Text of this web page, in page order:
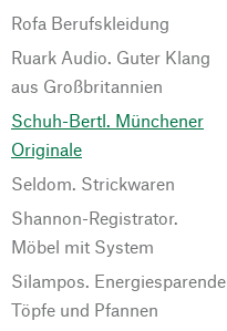
Rofa Berufskleidung
Ruark Audio. Guter Klang
aus Großbritannien
Schuh-Bertl. Münchener
Originale
Seldom. Strickwaren
Shannon-Registrator.
Möbel mit System
Silampos. Energiesparende
Töpfe und Pfannen